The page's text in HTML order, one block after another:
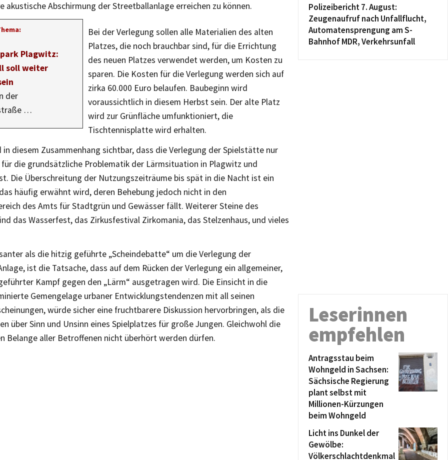
akustische Abschirmung der Streetballanlage erreichen zu können.
Plagwitz:
soll weiter
der
…
Bei der Verlegung sollen alle Materialien des alten
Platzes, die noch brauchbar sind, für die Errichtung
des neuen Platzes verwendet werden, um Kosten zu
sparen. Die Kosten für die Verlegung werden sich auf
zirka 60.000 Euro belaufen. Baubeginn wird
voraussichtlich in diesem Herbst sein. Der alte Platz
wird zur Grünfläche umfunktioniert, die
Tischtennisplatte wird erhalten.
in diesem Zusammenhang sichtbar, dass die Verlegung der Spielstätte nur
für die grundsätzliche Problematik der Lärmsituation in Plagwitz und
Die Überschreitung der Nutzungszeiträume bis spät in die Nacht ist ein
häufig erwähnt wird, deren Behebung jedoch nicht in den
des Amts für Stadtgrün und Gewässer fällt. Weiterer Steine des
das Wasserfest, das Zirkusfestival Zirkomania, das Stelzenhaus, und vieles
als die hitzig geführte „Scheindebatte“ um die Verlegung der
ist die Tatsache, dass auf dem Rücken der Verlegung ein allgemeiner,
Kampf gegen den „Lärm“ ausgetragen wird. Die Einsicht in die
Gemengelage urbaner Entwicklungstendenzen mit all seinen
würde sicher eine fruchtbarere Diskussion hervorbringen, als die
über Sinn und Unsinn eines Spielplatzes für große Jungen. Gleichwohl die
Belange aller Betroffenen nicht überhört werden dürfen.
Polizeibericht 7. August:
Zeugenaufruf nach Unfallflucht,
Automatensprengung am S-
Bahnhof MDR, Verkehrsunfall
Leserinnen
empfehlen
Antragsstau beim
Wohngeld in Sachsen:
Sächsische Regierung
plant selbst mit
Millionen-Kürzungen
beim Wohngeld
Licht ins Dunkel der
Gewölbe:
Völkerschlachtdenkmal